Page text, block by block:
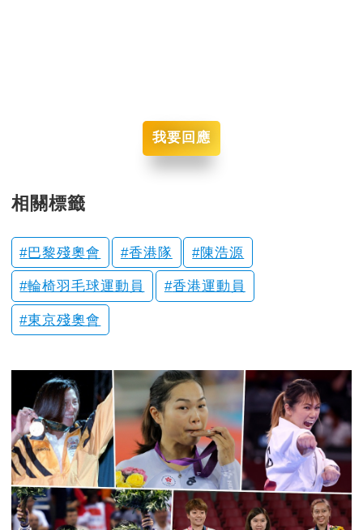
我要回應
相關標籤
巴黎殘奧會 香港隊 陳浩源
輪椅羽毛球運動員 香港運動員
東京殘奧會